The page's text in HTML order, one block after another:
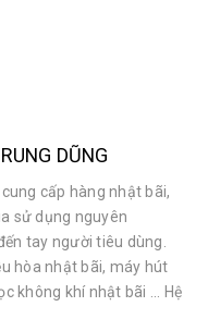
DŨNG
cấp hàng nhật bãi,
sử dụng nguyên
tay người tiêu dùng.
hòa nhật bãi, máy hút
không khí nhật bãi ... Hệ